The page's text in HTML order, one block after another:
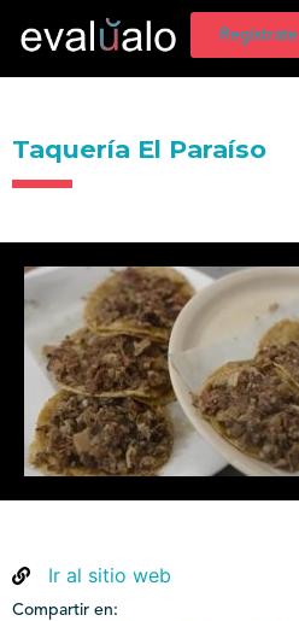
Regístrate
Taquería El Paraíso
Ir al sitio web
Compartir en: